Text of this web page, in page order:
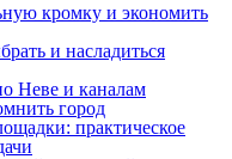
кромку и экономить
и насладиться
Неве и каналам
город
практическое